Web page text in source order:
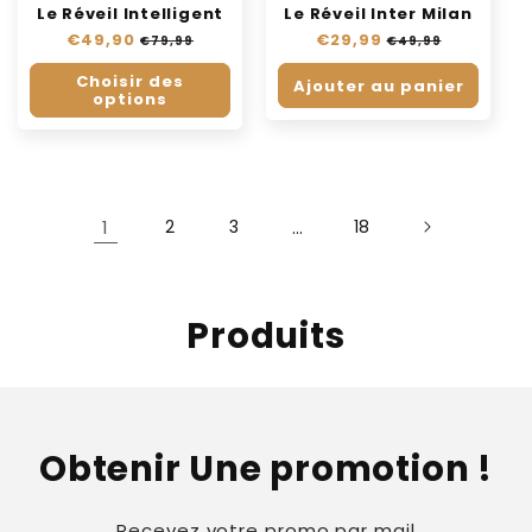
Le Réveil Intelligent
Prix
habituel
€49,90 Prix
soldé
€79,99
Choisir des
options
Le Réveil Inter Milan
Prix
habituel
€29,99 Prix
soldé
€49,99
Ajouter au panier
1 2 3 … 18
C
l
Produits
Obtenir Une promotion !